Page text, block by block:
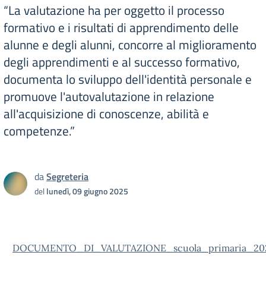
“La valutazione ha per oggetto il processo
formativo e i risultati di apprendimento delle
alunne e degli alunni, concorre al miglioramento
degli apprendimenti e al successo formativo,
documenta lo sviluppo dell'identità personale e
promuove l'autovalutazione in relazione
all'acquisizione di conoscenze, abilità e
competenze.”
daSegreteria
dellunedì, 09 giugno 2025